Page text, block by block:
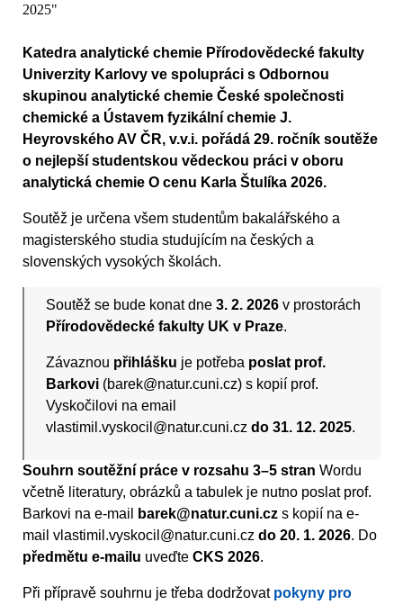
2025"
Katedra analytické chemie Přírodovědecké fakulty
Univerzity Karlovy ve spolupráci s Odbornou
skupinou analytické chemie České společnosti
chemické a Ústavem fyzikální chemie J.
Heyrovského AV ČR, v.v.i. pořádá 29. ročník soutěže
o nejlepší studentskou vědeckou práci v oboru
analytická chemie O cenu Karla Štulíka 2026.
Soutěž je určena všem studentům bakalářského a
magisterského studia studujícím na českých a
slovenských vysokých školách.
Soutěž se bude konat dne3. 2. 2026 v prostorách
Přírodovědecké fakulty UK v Praze.
Závaznou přihlášku je potřeba poslat prof.
Barkovi (barek@natur.cuni.cz) s kopií prof.
Vyskočilovi na email
vlastimil.vyskocil@natur.cuni.czdo 31. 12. 2025.
Souhrn soutěžní práce v rozsahu 3–5 stran Wordu
včetně literatury, obrázků a tabulek je nutno poslat prof.
Barkovi na e-mail
barek@natur.cuni.cz s kopií na e-
mail vlastimil.vyskocil@natur.cuni.cz do 20. 1. 2026. Do
předmětu e-mailu uveďte CKS 2026.
Při přípravě souhrnu je třeba dodržovat pokyny pro